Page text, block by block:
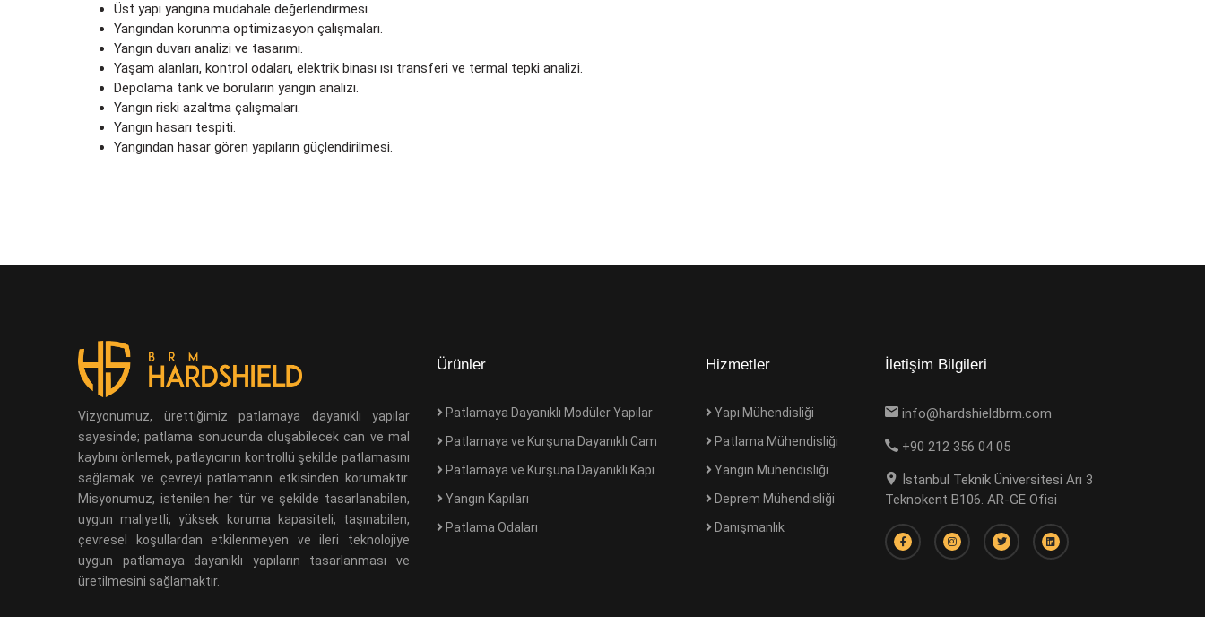
Üst yapı yangına müdahale değerlendirmesi.
Yangından korunma optimizasyon çalışmaları.
Yangın duvarı analizi ve tasarımı.
Yaşam alanları, kontrol odaları, elektrik binası ısı transferi ve termal tepki analizi.
Depolama tank ve boruların yangın analizi.
Yangın riski azaltma çalışmaları.
Yangın hasarı tespiti.
Yangından hasar gören yapıların güçlendirilmesi.
Vizyonumuz, ürettiğimiz patlamaya dayanıklı yapılar
sayesinde; patlama sonucunda oluşabilecek can ve mal
kaybını önlemek, patlayıcının kontrollü şekilde patlamasını
sağlamak ve çevreyi patlamanın etkisinden korumaktır.
Misyonumuz, istenilen her tür ve şekilde tasarlanabilen,
uygun maliyetli, yüksek koruma kapasiteli, taşınabilen,
çevresel koşullardan etkilenmeyen ve ileri teknolojiye
uygun patlamaya dayanıklı yapıların tasarlanması ve
üretilmesini sağlamaktır.
Ürünler
Patlamaya Dayanıklı Modüler Yapılar
Patlamaya ve Kurşuna Dayanıklı Cam
Patlamaya ve Kurşuna Dayanıklı Kapı
Yangın Kapıları
Patlama Odaları
Hizmetler
Yapı Mühendisliği
Patlama Mühendisliği
Yangın Mühendisliği
Deprem Mühendisliği
Danışmanlık
İletişim Bilgileri
info@hardshieldbrm.com
+90 212 356 04 05
İstanbul Teknik Üniversitesi Arı 3
Teknokent B106. AR-GE Ofisi